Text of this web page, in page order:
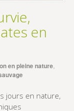
en
en pleine nature,
jours en nature,